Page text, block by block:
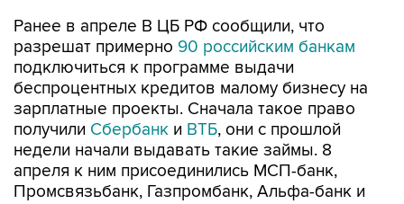
Ранее в апреле В ЦБ РФ сообщили, что
разрешат примерно 90 российским банкам
подключиться к программе выдачи
беспроцентных кредитов малому бизнесу на
зарплатные проекты. Сначала такое право
получили Сбербанк и ВТБ, они с прошлой
недели начали выдавать такие займы. 8
апреля к ним присоединились МСП-банк,
Промсвязьбанк, Газпромбанк, Альфа-банк и